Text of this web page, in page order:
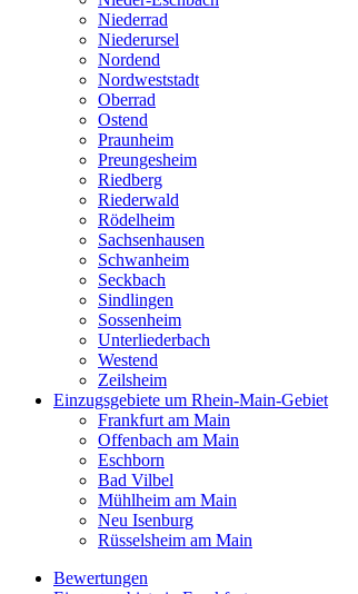
Niederrad
Niederursel
Nordend
Nordweststadt
Oberrad
Ostend
Praunheim
Preungesheim
Riedberg
Riederwald
Rödelheim
Sachsenhausen
Schwanheim
Seckbach
Sindlingen
Sossenheim
Unterliederbach
Westend
Zeilsheim
Einzugsgebiete um Rhein-Main-Gebiet
Frankfurt am Main
Offenbach am Main
Eschborn
Bad Vilbel
Mühlheim am Main
Neu Isenburg
Rüsselsheim am Main
Bewertungen